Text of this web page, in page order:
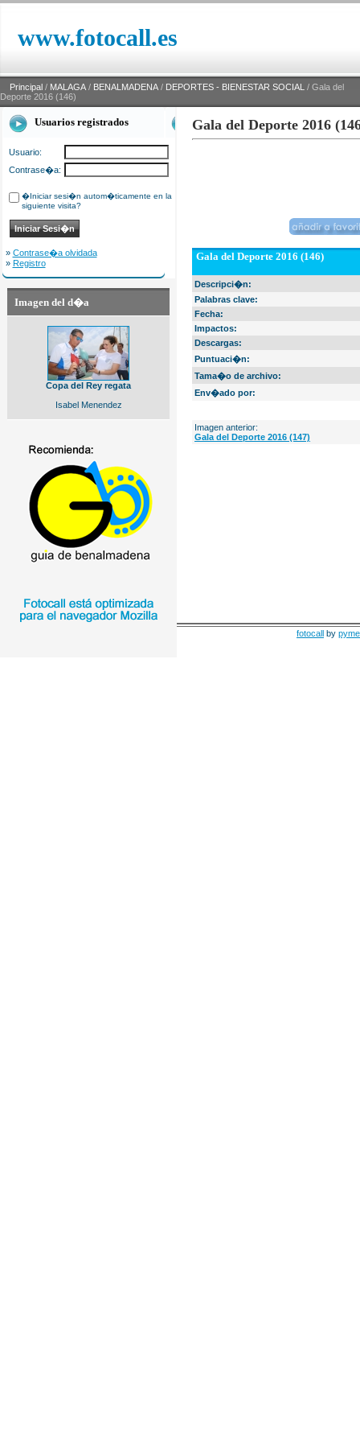
www.fotocall.es
Principal / MALAGA / BENALMADENA / DEPORTES - BIENESTAR SOCIAL / Gala del
Deporte 2016 (146)
Usuarios registrados
Usuario:
Contrase�a:
�Iniciar sesi�n autom�ticamente en la
siguiente visita?
» Contrase�a olvidada
» Registro
Imagen del d�a
Copa del Rey regata
Isabel Menendez
Gala del Deporte 2016
Gala del Deporte 2016 (146)
Descripci�n:
Palabras clave:
Fecha:
Impactos:
Descargas:
Puntuaci�n:
Tama�o de archivo:
Env�ado por:
Imagen anterior:
Gala del Deporte 2016 (147)
fotocall by